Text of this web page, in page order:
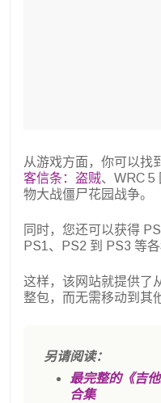
从游戏方面，你可以找
客信条：盗贼、WRC 5
物大战僵尸花园战争。
同时，您还可以获得
PS1、PS2 到 PS3 等各
这样，该网站就提供了
整包，而无需移动到其
另请阅读：
最完整的《吉
合集